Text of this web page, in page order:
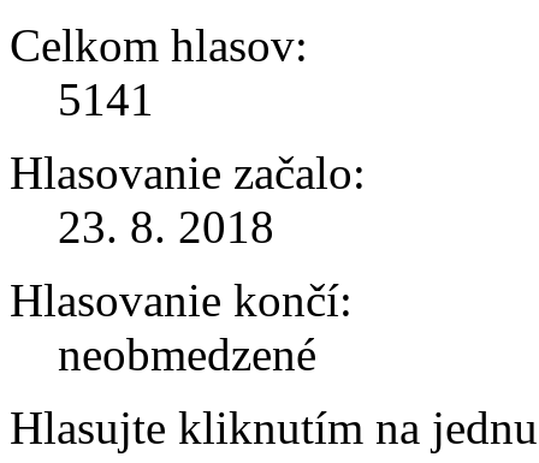
Celkom hlasov:
5141
Hlasovanie začalo:
23. 8. 2018
Hlasovanie končí:
neobmedzené
Hlasujte kliknutím na